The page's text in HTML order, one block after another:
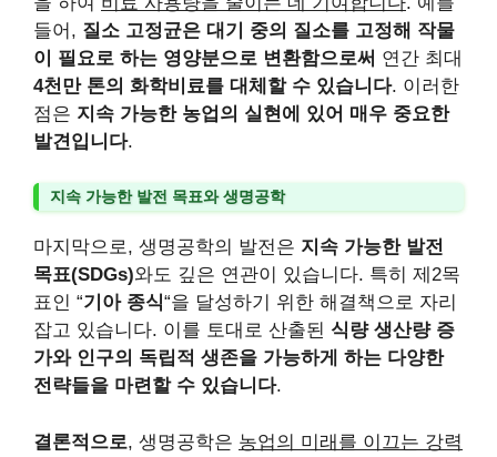
들어, 질소 고정균은 대기 중의 질소를 고정해 작물
이 필요로 하는 영양분으로 변환함으로써 연간 최대
4천만 톤의 화학비료를 대체할 수 있습니다. 이러한
점은 지속 가능한 농업의 실현에 있어 매우 중요한
발견입니다.
지속 가능한 발전 목표와 생명공학
마지막으로, 생명공학의 발전은 지속 가능한 발전
목표(SDGs)와도 깊은 연관이 있습니다. 특히 제2목
표인 “기아 종식“을 달성하기 위한 해결책으로 자리
잡고 있습니다. 이를 토대로 산출된 식량 생산량 증
가와 인구의 독립적 생존을 가능하게 하는 다양한
전략들을 마련할 수 있습니다.
결론적으로, 생명공학은 농업의 미래를 이끄는 강력